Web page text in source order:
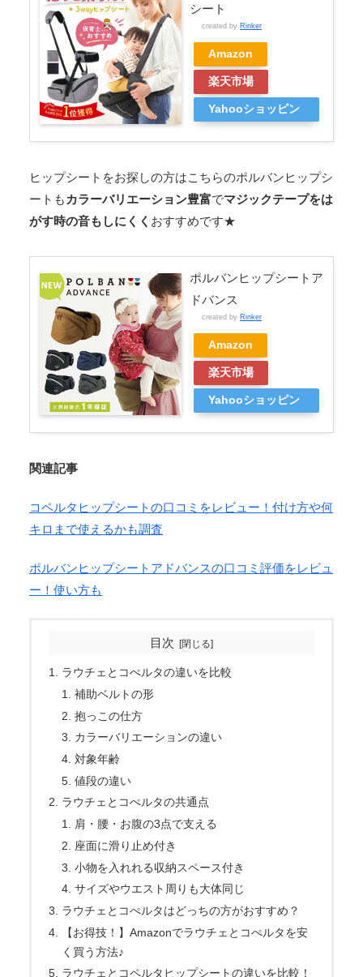
シート
created by Rinker
Amazon
楽天市場
Yahooショッピン
ヒップシートをお探しの方はこちらのポルバンヒップシ
ートも カラーバリエーション豊富でマジックテープをは
がす時の音もしにくく おすすめです★
ポルバンヒップシートア
ドバンス
created by Rinker
Amazon
楽天市場
Yahooショッピン
関連記事
コペルタヒップシートの口コミをレビュー！付け方や何
キロまで使えるかも調査
ポルバンヒップシートアドバンスの口コミ評価をレビュ
ー！使い方も
目次
ラウチェとコぺルタの違いを比較
補助ベルトの形
抱っこの仕方
カラーバリエーションの違い
対象年齢
値段の違い
ラウチェとコぺルタの共通点
肩・腰・お腹の3点で支える
座面に滑り止め付き
小物を入れれる収納スペース付き
サイズやウエスト周りも大体同じ
ラウチェとコぺルタはどっちの方がおすすめ？
【お得技！】Amazonでラウチェとコぺルタを安
く買う方法♪
ラウチェとコペルタヒップシートの違いを比較！